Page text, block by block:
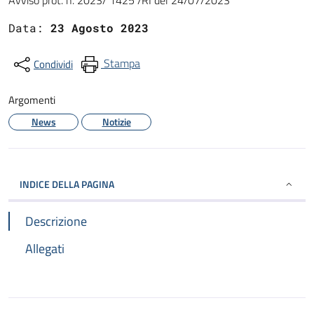
Data: 23 Agosto 2023
Condividi Stampa
Argomenti
News Notizie
INDICE DELLA PAGINA
Descrizione
Allegati